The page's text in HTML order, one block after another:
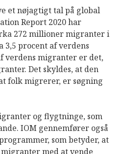
et nøjagtigt tal på global
Report 2020 har
272 millioner migranter i
procent af verdens
verdens migranter er det,
Det skyldes, at den
folk migrerer, er søgning
og flygtninge, som
IOM gennemfører også
som betyder, at
med at vende